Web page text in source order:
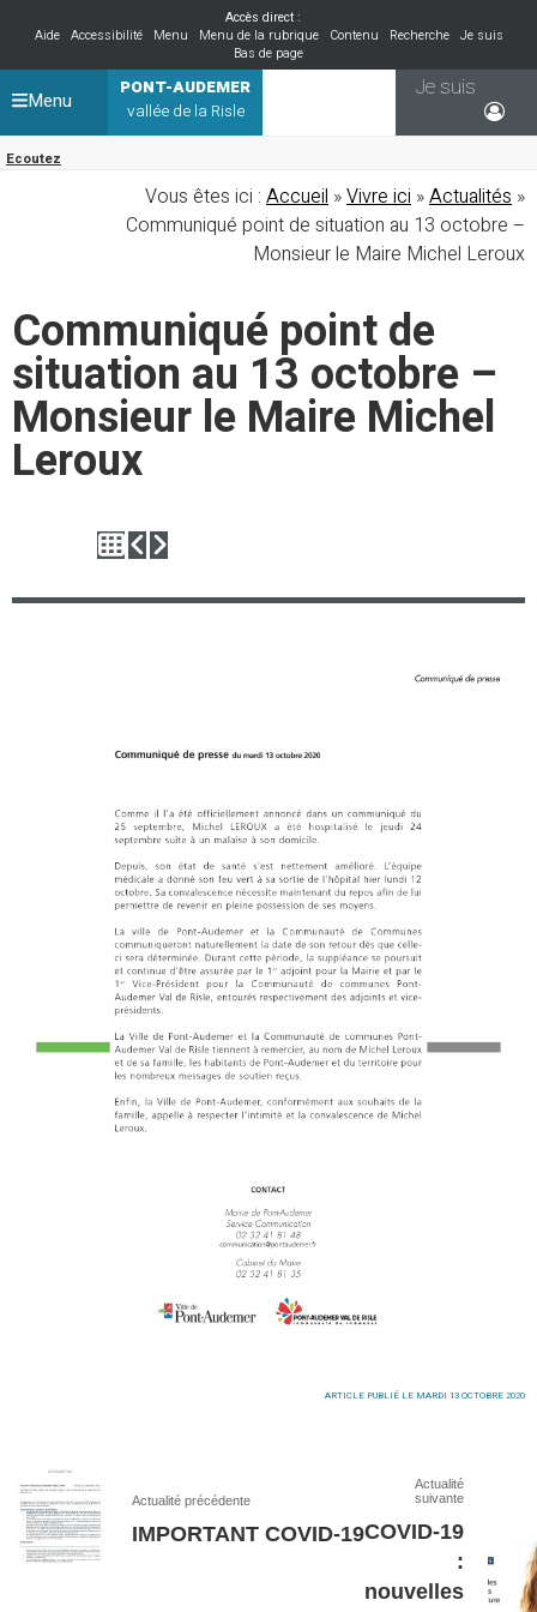
Accès direct :
Aide
Accessibilité Menu Menu de la rubrique Contenu Recherche
Je suis
Bas de page
PONT-AUDEMER
vallée de la Risle
Ecoutez
Je suis
Menu
Vous êtes ici : Accueil »Vivre ici »Actualités »
Communiqué point de situation au 13 octobre –
Monsieur le Maire Michel Leroux
Communiqué point de
situation au 13 octobre –
Monsieur le Maire Michel
Leroux
ARTICLE PUBLIÉ LE MARDI 13 OCTOBRE 2020
Actualité précédente
IMPORTANT COVID-19
Actualité
suivante
COVID-19
:
nouvelles